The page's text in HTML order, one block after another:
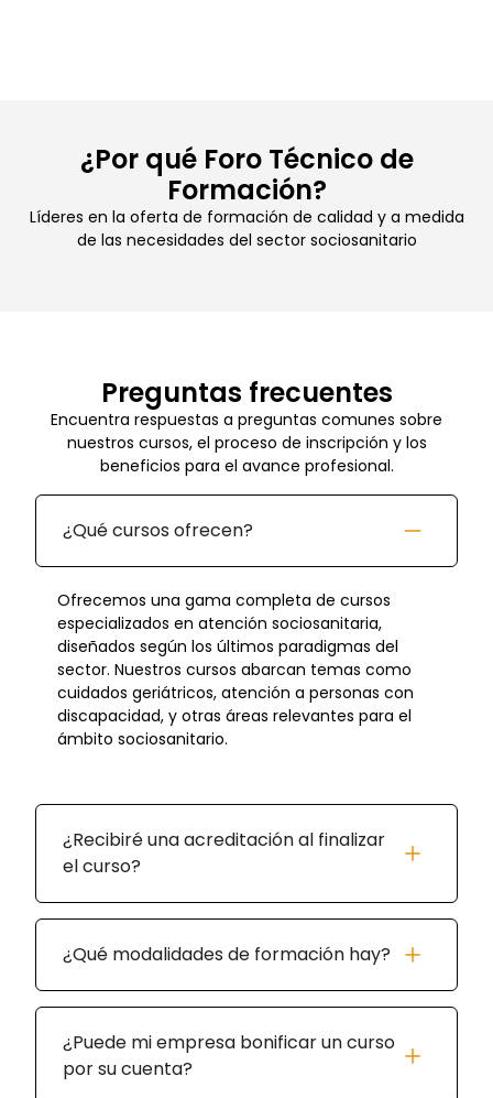
¿Por qué Foro Técnico de
Formación?
Líderes en la oferta de formación de calidad y a medida
de las necesidades del sector sociosanitario
Preguntas frecuentes
Encuentra respuestas a preguntas comunes sobre
nuestros cursos, el proceso de inscripción y los
beneficios para el avance profesional.
¿Qué cursos ofrecen?
Ofrecemos una gama completa de cursos
especializados en atención sociosanitaria,
diseñados según los últimos paradigmas del
sector. Nuestros cursos abarcan temas como
cuidados geriátricos, atención a personas con
discapacidad, y otras áreas relevantes para el
ámbito sociosanitario.
¿Recibiré una acreditación al finalizar
el curso?
¿Qué modalidades de formación hay?
¿Puede mi empresa bonificar un curso
por su cuenta?